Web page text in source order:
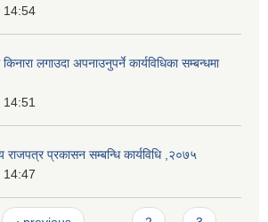
14:54
लगाउदा अपनाउनुपर्ने कार्यविधिका सम्बन्धमा
प्रकासन सम्बन्धि कार्यविधि ,२०७५
14:47